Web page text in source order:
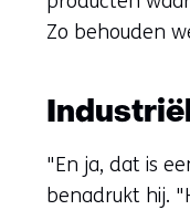
Zo behouden
"En ja, dat is
benadrukt hij.